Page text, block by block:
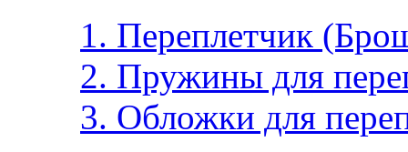
1. Переплетчик
2. Пружины для
3. Обложки для